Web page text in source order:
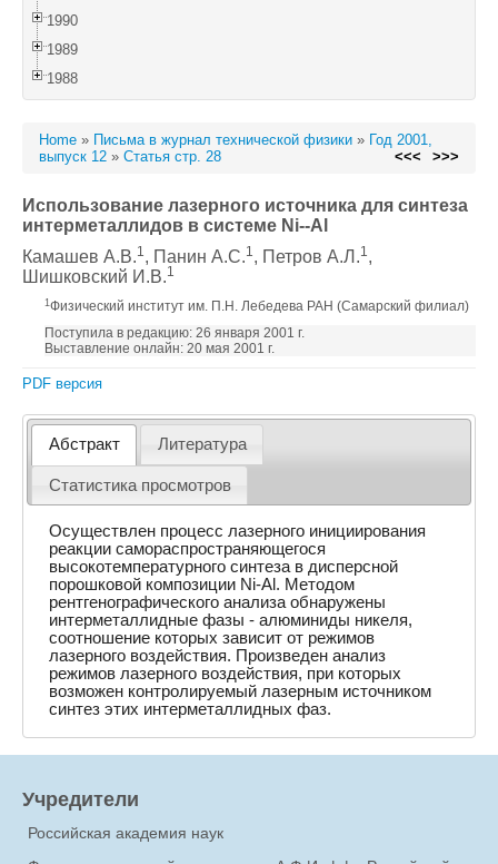
1990
1989
1988
Home » Письма в журнал технической физики » Год 2001,
выпуск 12 » Статья стр. 28 <<< >>>
Использование лазерного источника для синтеза
интерметаллидов в системе Ni--Al
Камашев А.В.1, Панин А.С.1, Петров А.Л.1,
Шишковский И.В.1
1 Физический институт им. П.Н. Лебедева РАН (Самарский филиал)
Поступила в редакцию: 26 января 2001 г.
Выставление онлайн: 20 мая 2001 г.
PDF версия
Абстракт Литература
Статистика просмотров
Осуществлен процесс лазерного инициирования
реакции самораспространяющегося
высокотемпературного синтеза в дисперсной
порошковой композиции Ni-Al. Методом
рентгенографического анализа обнаружены
интерметаллидные фазы - алюминиды никеля,
соотношение которых зависит от режимов
лазерного воздействия. Произведен анализ
режимов лазерного воздействия, при которых
возможен контролируемый лазерным источником
синтез этих интерметаллидных фаз.
Учредители
Российская академия наук